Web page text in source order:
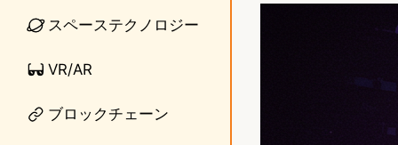
スペーステクノロジー
VR/AR
ブロックチェーン
o